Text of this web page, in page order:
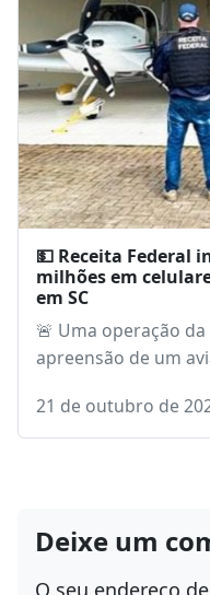
💵 Receita Federal
milhões em
em SC
🚨 Uma operação
apreensão de um
21 de outubro de
Deixe um
O seu endereço